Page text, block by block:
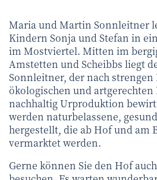
Maria und Martin Sonnleitner
Kindern Sonja und Stefan in
im Mostviertel. Mitten im
Amstetten und Scheibbs liegt
Sonnleitner, der nach strengen
ökologischen und
nachhaltig Urproduktion
werden naturbelassene,
hergestellt, die ab Hof und am
vermarktet werden.
Gerne können Sie den Hof